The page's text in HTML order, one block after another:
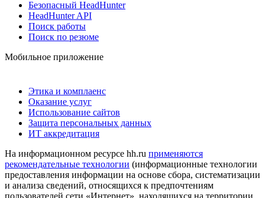
Безопасный HeadHunter
HeadHunter API
Поиск работы
Поиск по резюме
Мобильное приложение
Этика и комплаенс
Оказание услуг
Использование сайтов
Защита персональных данных
ИТ аккредитация
На информационном ресурсе hh.ru применяются
рекомендательные технологии (информационные технологии
предоставления информации на основе сбора, систематизации
и анализа сведений, относящихся к предпочтениям
пользователей сети «Интернет», находящихся на территории